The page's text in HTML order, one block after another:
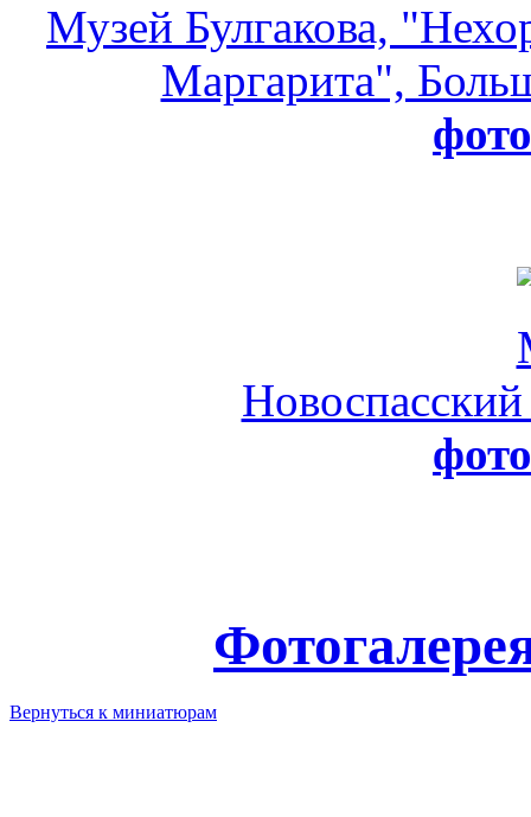
Музей Булгакова,
Маргарита",
Вернуться к миниатюрам